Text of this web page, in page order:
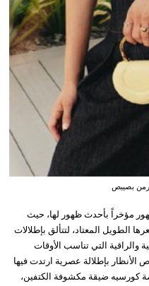
كارمن بصيبص
مؤخراً بأحدث ظهور لها، حيث
الطويل المعتاد، لتتألق بإطلالات
والراقية التي تناسب الأوقات
الأنظار بإطلالة عصرية ارتدت فيها
كورسيه ضيقة مكشوفة الكتفين،